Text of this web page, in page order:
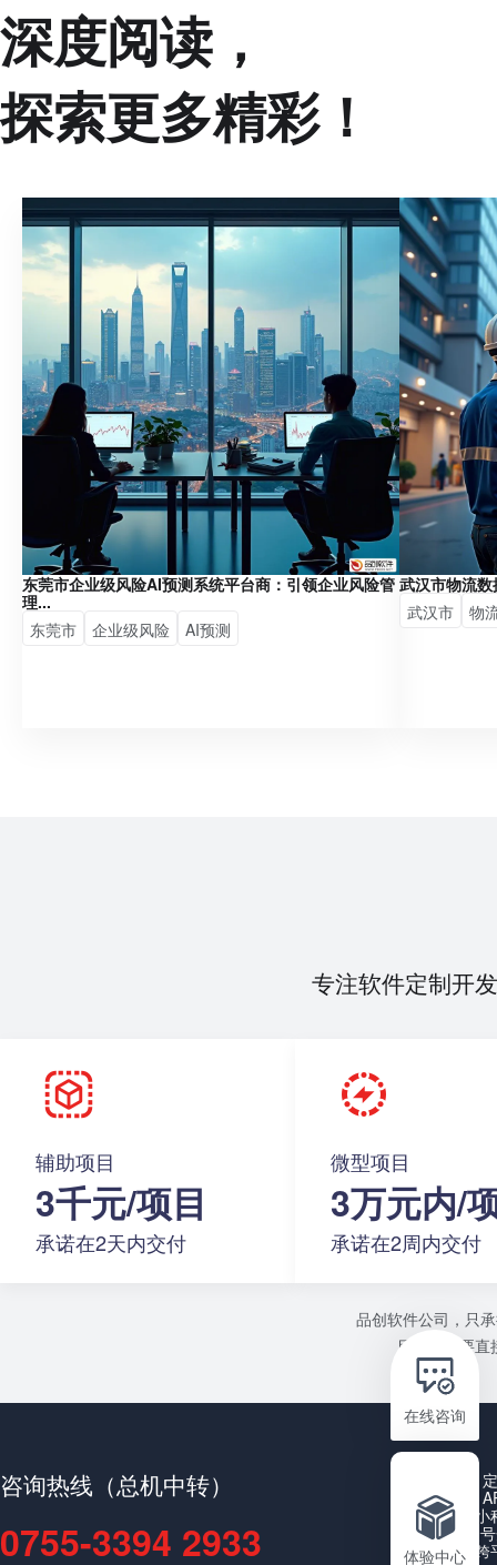
在线咨询
体验中心
深度阅读，
探索更多精彩！
东莞市企业级风险AI预测系统平台商：引领企业风险管
理...
东莞市
企业级风险 AI预测
武汉市物流
武汉市
物
专注软件定制开
辅助项目
3千元/项目
承诺在2天内交付
微型项目
3万元内/
承诺在2周内交付
品创软件公司，只
目或者需要
咨询热线（总机中转）
0755-3394 2933
公众